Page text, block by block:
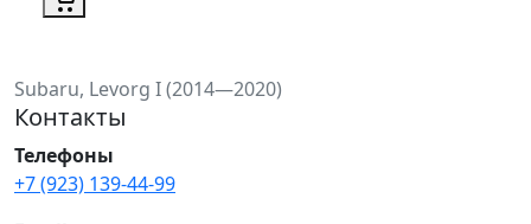
Subaru, Levorg I (2014—2020)
Контакты
Телефоны
+7 (923) 139-44-99